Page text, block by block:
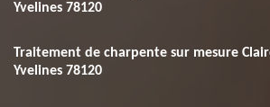
Yvelines 78120
Traitement de charpente sur mesure
Yvelines 78120